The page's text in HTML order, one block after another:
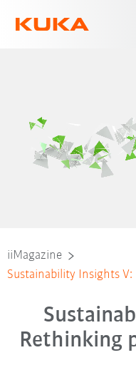
iiMagazine
Sustainability Insights
Rethinking